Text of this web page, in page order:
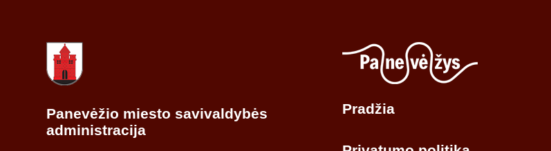
Panevėžio miesto savivaldybės
administracija
Pradžia